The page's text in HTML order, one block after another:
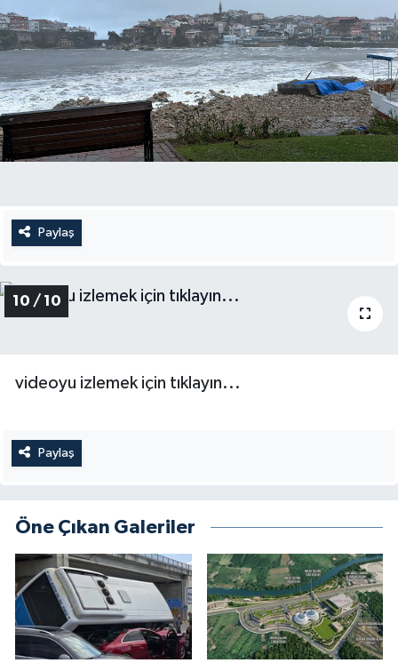
Paylaş
10 / 10
videoyu izlemek için tıklayın...
Paylaş
Öne Çıkan Galeriler